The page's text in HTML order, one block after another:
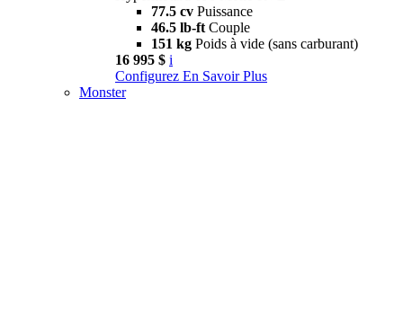
77.5 cv Puissance
46.5 lb-ft Couple
151 kg Poids à vide (sans carburant)
16 995 $ i
Configurez En Savoir Plus
Monster